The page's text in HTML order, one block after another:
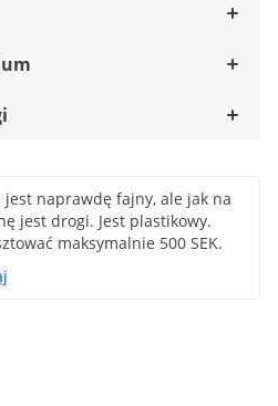
jest naprawdę fajny, ale jak na
jest drogi. Jest plastikowy.
maksymalnie 500 SEK.